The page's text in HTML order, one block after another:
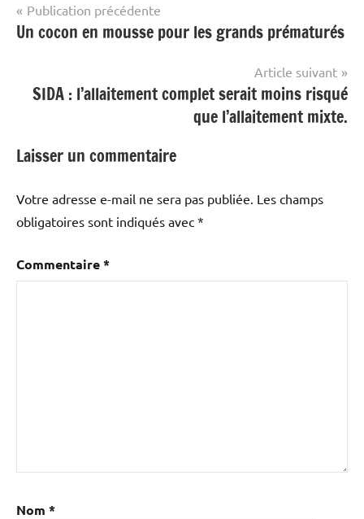
Navigation
de
Publication précédente
Un cocon en mousse pour les grands prématurés
Article suivant
SIDA : l’allaitement complet serait moins risqué
que l’allaitement mixte.
Laisser un commentaire
Votre adresse e-mail ne sera pas publiée. Les champs
obligatoires sont indiqués avec *
Commentaire*
Nom *